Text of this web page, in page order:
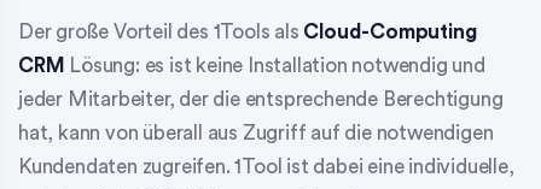
Der große Vorteil des 1Tools als Cloud-Computing
CRM Lösung: es ist keine Installation notwendig und
jeder Mitarbeiter, der die entsprechende Berechtigung
hat, kann von überall aus Zugriff auf die notwendigen
Kundendaten zugreifen. 1Tool ist dabei eine individuelle,